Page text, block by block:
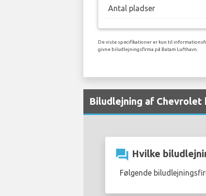
Antal pladser
De viste specifikationer er kun til
givne biludlejningsfirma på Batam Lufthavn.
Biludlejning af
question_answer Hvilke
Følgende